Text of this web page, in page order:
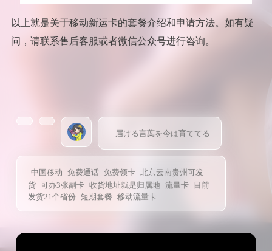
以上就是关于移动新运卡的套餐介绍和申请方法。如有疑
问，请联系售后客服或者微信公众号进行咨询。
届ける言葉を今は育ててる
中国移动 免费通话 免费领卡 北京云南贵州可发
货 可办3张副卡 收货地址就是归属地 流量卡
目前
发货21个省份 短期套餐 移动流量卡